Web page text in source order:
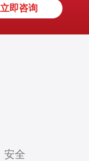
立即咨询
安全